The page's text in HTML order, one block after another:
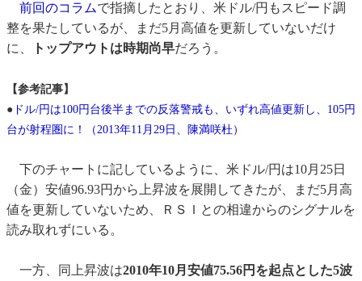
前回のコラムで指摘したとおり、米ドル/円もスピード調
整を果たしているが、まだ5月高値を更新していないだけ
に、
トップアウトは時期尚早だろう。
【参考記事】
● ドル/円は100円台後半までの反落警戒も、いずれ高値更新し、105円
台が射程圏に！（2013年11月29日、陳満咲杜）
下のチャートに記しているように、米ドル/円は10月25日
（金）安値96.93円から上昇波を展開してきたが、まだ5月高
値を更新していないため、ＲＳＩとの相違からのシグナルを
読み取れずにいる。
一方、同上昇波は2010年10月安値75.56円を起点とした5波